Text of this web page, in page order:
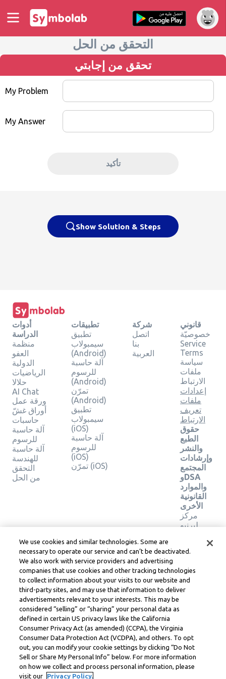
التحقق من الحل
تحقق من إجابتي
My Problem
My Answer
تأكيد
Show Solution & Steps
أدوات
الدراسة
منظمة
العفو
الدولية
الرياضيات
حلالا
AI Chat
ورقة عمل
أوراق غشّ
حاسبات
آلة حاسبة
للرسوم
آلة حاسبة
للهندسة
التحقق
من الحل
تطبيقات
تطبيق
سيمبولاب
(Android)
آلة حاسبة
للرسوم
(Android)
تمرّن
(Android)
تطبيق
سيمبولاب
(iOS)
آلة حاسبة
للرسوم
(iOS)
تمرّن (iOS)
شركة
اتصل
بنا
العربية
قانوني
خصوصيّة
Service
Terms
سياسة
ملفات
الارتباط
إعدادات
ملفات
تعريف
الارتباط
حقوق
الطبع
والنشر
وإرشادات
المجتمع
وDSA
والموارد
القانونية
الأخرى
مركز
ليرنيو
خدمة
Symbolab, a Learneo, Inc. business
© Learneo, Inc. 2024
We use cookies and similar technologies. Some are
necessary to operate our service and can’t be deactivated.
We also work with service providers and advertising
companies that use cookies and other tracking technologies
to collect information about your visits to our website and
third-party sites, and may use that information to deliver
advertisements relevant to your interests. This may be
considered “selling” or “sharing” your personal data as
defined in certain US privacy laws like the California
Consumer Privacy Act (as amended) (CCPA), the Virginia
Consumer Data Protection Act (VCDPA), and others. To opt
out, you can modify your cookie settings by clicking “Do Not
Sell or Share My Personal Info” below. For more information
on how we collect and process personal information, please
visit our
Privacy Policy.